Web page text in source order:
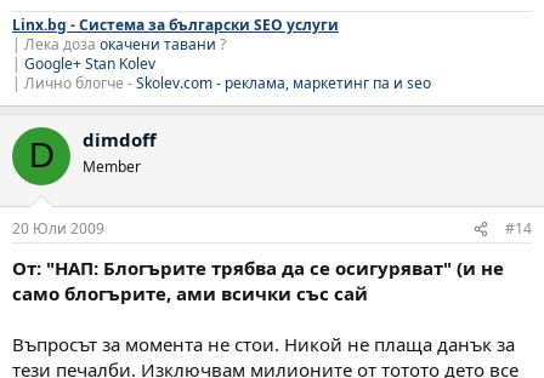
Linx.bg - Система за български SEO услуги
| Лека доза окачени тавани ?
| Google+ Stan Kolev
| Лично блогче -Skolev.com - реклама, маркетинг па и seo
D dimdoff
Member
20 Юли 2009 #14
От: "НАП: Блогърите трябва да се осигуряват" (и не
само блогърите, ами всички със сай
Въпросът за момента не стои. Никой не плаща данък за
тези печалби. Изключвам милионите от тотото дето все